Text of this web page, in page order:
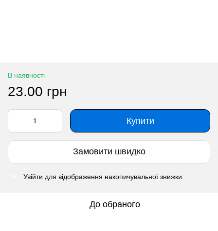
В наявності
23.00 грн
Купити
Замовити швидко
Увійти для відображення накопичувальної знижки
До обраного